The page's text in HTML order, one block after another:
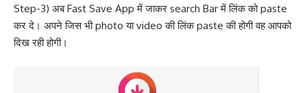
Step-3) अब Fast Save App में जाकर search Bar में लिंक को paste
कर दे। अपने जिस भी photo या video की लिंक paste की होगी वह आपको
दिख रही होगी।